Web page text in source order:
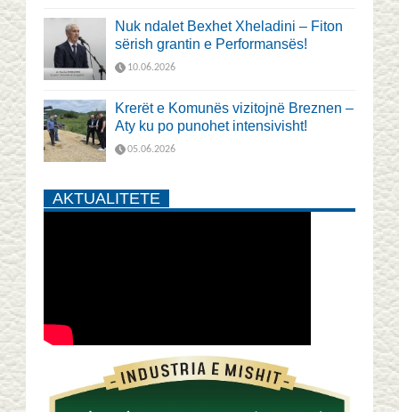
Nuk ndalet Bexhet Xheladini – Fiton
sërish grantin e Performansës!
10.06.2026
Krerët e Komunës vizitojnë Breznen –
Aty ku po punohet intensivisht!
05.06.2026
AKTUALITETE